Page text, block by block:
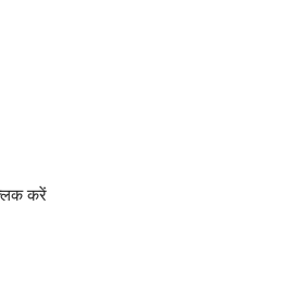
करें